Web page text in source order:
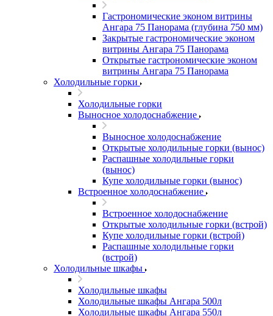
Гастрономические эконом витрины
Ангара 75 Панорама (глубина 750 мм)
Закрытые гастрономические эконом
витрины Ангара 75 Панорама
Открытые гастрономические эконом
витрины Ангара 75 Панорама
Холодильные горки
Холодильные горки
Выносное холодоснабжение
Выносное холодоснабжение
Открытые холодильные горки (вынос)
Распашные холодильные горки
(вынос)
Купе холодильные горки (вынос)
Встроенное холодоснабжение
Встроенное холодоснабжение
Открытые холодильные горки (встрой)
Купе холодильные горки (встрой)
Распашные холодильные горки
(встрой)
Холодильные шкафы
Холодильные шкафы
Холодильные шкафы Ангара 500л
Холодильные шкафы Ангара 550л